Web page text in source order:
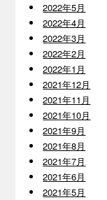
2022年5月
2022年4月
2022年3月
2022年2月
2022年1月
2021年12月
2021年11月
2021年10月
2021年9月
2021年8月
2021年7月
2021年6月
2021年5月